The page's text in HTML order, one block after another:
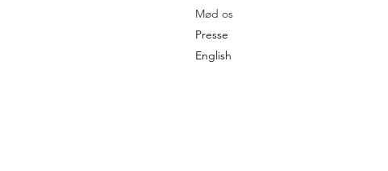
Mød os
Presse
English